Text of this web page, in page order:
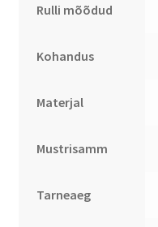
Rulli mõõdud
Kohandus
Materjal
Mustrisamm
Tarneaeg